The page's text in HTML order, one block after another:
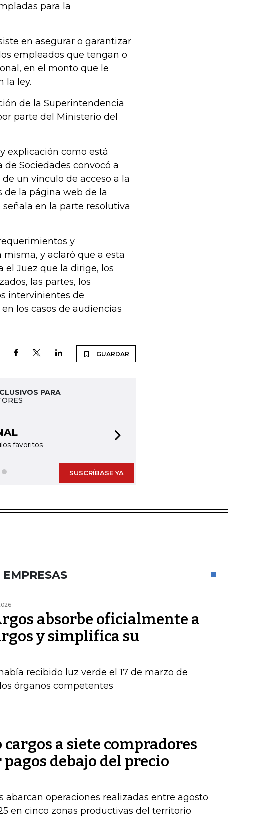
para la
en asegurar o garantizar
empleados que tengan o
en el monto que le
la ley.
de la Superintendencia
parte del Ministerio del
explicación como está
Sociedades convocó a
un vínculo de acceso a la
de la página web de la
en la parte resolutiva
y
y aclaró que a esta
Juez que la dirige, los
las partes, los
intervinientes de
los casos de audiencias
GUARDAR
PARA
favoritos
SUSCRÍBASE YA
absorbe oficialmente a
y simplifica su
recibido luz verde el 17 de marzo de
órganos competentes
a siete compradores
debajo del precio
abarcan operaciones realizadas entre agosto
en cinco zonas productivas del territorio